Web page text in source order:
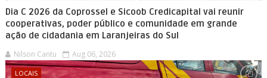
Dia C 2026 da Coprossel e Sicoob Credicapital vai reunir
cooperativas, poder público e comunidade em grande
ação de cidadania em Laranjeiras do Sul
Nilson Cantu Aug 06, 2026
LOCAIS